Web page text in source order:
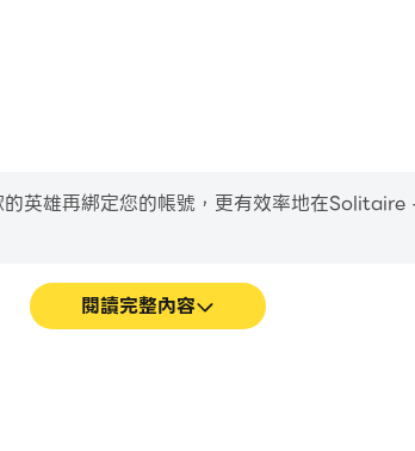
英雄再綁定您的帳號，更有效率地在
閱讀完整內容